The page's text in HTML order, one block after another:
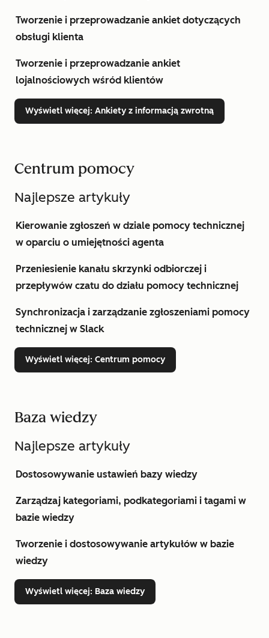
Tworzenie i przeprowadzanie ankiet dotyczących
obsługi klienta
Tworzenie i przeprowadzanie ankiet
lojalnościowych wśród klientów
Wyświetl więcej: Ankiety z informacją zwrotną
Centrum pomocy
Najlepsze artykuły
Kierowanie zgłoszeń w dziale pomocy technicznej
w oparciu o umiejętności agenta
Przeniesienie kanału skrzynki odbiorczej i
przepływów czatu do działu pomocy technicznej
Synchronizacja i zarządzanie zgłoszeniami pomocy
technicznej w Slack
Wyświetl więcej: Centrum pomocy
Baza wiedzy
Najlepsze artykuły
Dostosowywanie ustawień bazy wiedzy
Zarządzaj kategoriami, podkategoriami i tagami w
bazie wiedzy
Tworzenie i dostosowywanie artykułów w bazie
wiedzy
Wyświetl więcej: Baza wiedzy